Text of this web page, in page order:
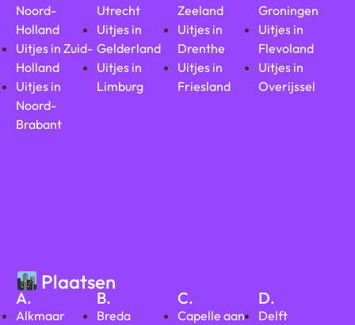
Noord-
Holland
Uitjes in Zuid-
Holland
Uitjes in
Noord-
Brabant
Utrecht
Uitjes in
Gelderland
Uitjes in
Limburg
Zeeland
Uitjes in
Drenthe
Uitjes in
Friesland
Groningen
Uitjes in
Flevoland
Uitjes in
Overijssel
Plaatsen
A.
Alkmaar
B.
Breda
C.
Capelle aan
D.
Delft